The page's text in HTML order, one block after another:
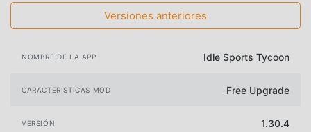
Versiones anteriores
NOMBRE DE LA APP Idle Sports Tycoon
CARACTERÍSTICAS MOD Free Upgrade
VERSIÓN 1.30.4